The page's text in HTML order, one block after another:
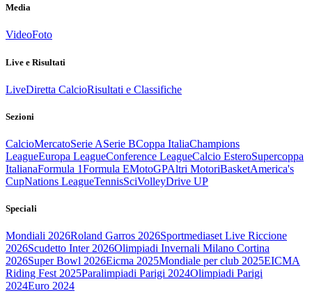
Media
VideoFoto
Live e Risultati
LiveDiretta CalcioRisultati e Classifiche
Sezioni
CalcioMercatoSerie ASerie BCoppa ItaliaChampions
LeagueEuropa LeagueConference LeagueCalcio EsteroSupercoppa
ItalianaFormula 1Formula EMotoGPAltri MotoriBasketAmerica's
CupNations LeagueTennisSciVolleyDrive UP
Speciali
Mondiali 2026Roland Garros 2026Sportmediaset Live Riccione
2026Scudetto Inter 2026Olimpiadi Invernali Milano Cortina
2026Super Bowl 2026Eicma 2025Mondiale per club 2025EICMA
Riding Fest 2025Paralimpiadi Parigi 2024Olimpiadi Parigi
2024Euro 2024